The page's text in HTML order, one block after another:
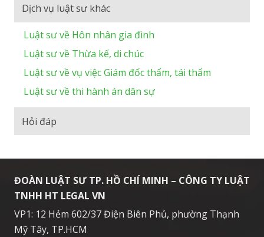
Dịch vụ luật sư khác
Luật sư về Hôn nhân gia đình
Luật sư về Thừa kế, di chúc
Luật sư về vụ việc Giám đốc thẩm, tái thẩm
Luật sư về thi hành án dân sự
Hỏi đáp
ĐOÀN LUẬT SƯ TP. HỒ CHÍ MINH – CÔNG TY LUẬT
TNHH HT LEGAL VN
VP1: 12 Hẻm 602/37 Điện Biên Phủ, phường Thạnh
Mỹ Tây, TP.HCM